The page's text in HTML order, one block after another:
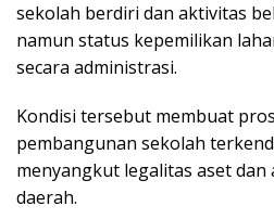
sekolah berdiri dan aktivitas
namun status kepemilikan
secara administrasi.
Kondisi tersebut membuat
pembangunan sekolah
menyangkut legalitas aset
daerah.